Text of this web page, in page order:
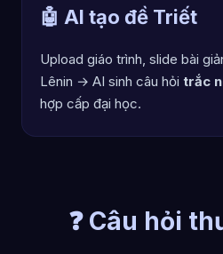
🤖 AI tạo đề Triết
Upload giáo trình, slide bài
Lênin → AI sinh câu hỏi trắc
hợp cấp đại học.
❓ Câu hỏi